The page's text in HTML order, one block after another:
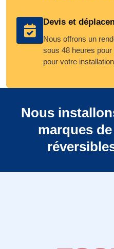
Devis et
Nous offrons un
sous 48 heures
pour votre
Nous
marques